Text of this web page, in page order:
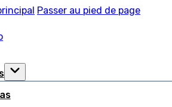
Passer au pied de page